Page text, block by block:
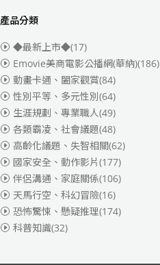
產品分類
◆最新上市◆(17)
Emovie美商電影公播網(華納)(186)
動畫卡通、闔家觀賞(84)
性別平等、多元性別(64)
生涯規劃、專業職人(49)
各類霸凌、社會議題(48)
高齡化議題、失智相關(62)
國家安全、動作影片(177)
伴侶溝通、家庭關係(106)
天馬行空、科幻冒險(16)
恐怖驚悚、懸疑推理(174)
科普知識(32)